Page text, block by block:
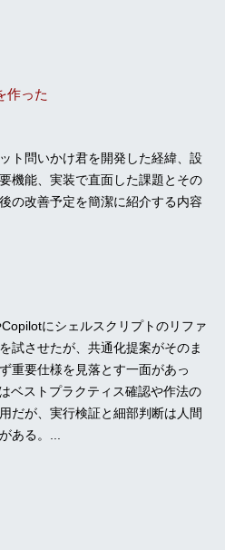
作った
ト問いかけ君を開発した経緯、設
機能、実装で直面した課題とその
の改善予定を簡潔に紹介する内容
にシェルスクリプトのリファ
試させたが、共通化提案がそのま
重要仕様を見落とす一面があっ
ベストプラクティス確認や作法の
だが、実行検証と細部判断は人間
ある。...